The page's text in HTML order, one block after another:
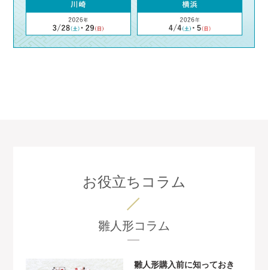
お役立ちコラム
雛人形コラム
雛人形購入前に知っておき